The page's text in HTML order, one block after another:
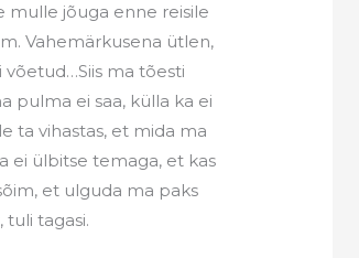
mulle jõuga enne reisile
Vahemärkusena ütlen,
ma tõesti
pulma ei saa, külla ka ei
ta vihastas, et mida ma
ei ülbitse temaga, et kas
et ulguda ma paks
tagasi.